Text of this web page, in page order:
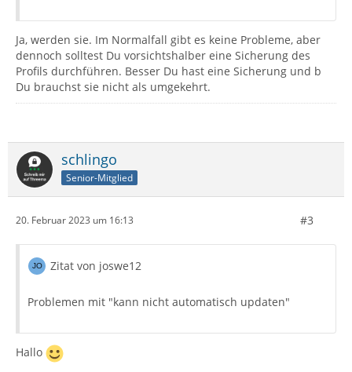
Ja, werden sie. Im Normalfall gibt es keine Probleme, aber
dennoch solltest Du vorsichtshalber eine Sicherung des
Profils durchführen. Besser Du hast eine Sicherung und b
Du brauchst sie nicht als umgekehrt.
schlingo
Senior-Mitglied
20. Februar 2023 um 16:13 #3
Zitat von joswe12
Problemen mit "kann nicht automatisch updaten"
Hallo